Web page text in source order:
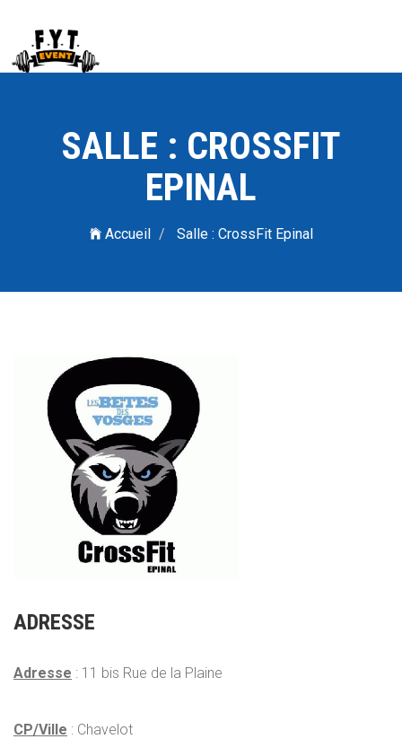
SALLE : CROSSFIT
EPINAL
Accueil Salle : CrossFit Epinal
ADRESSE
Adresse : 11 bis Rue de la Plaine
CP/Ville : Chavelot